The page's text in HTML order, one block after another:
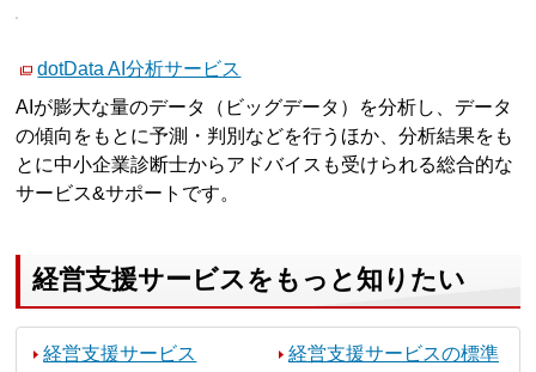
dotData AI分析サービス
AIが膨大な量のデータ（ビッグデータ）を分析し、データ
の傾向をもとに予測・判別などを行うほか、分析結果をも
とに中小企業診断士からアドバイスも受けられる総合的な
サービス&サポートです。
経営支援サービスをもっと知りたい
経営支援サービス
経営支援サービスの標準